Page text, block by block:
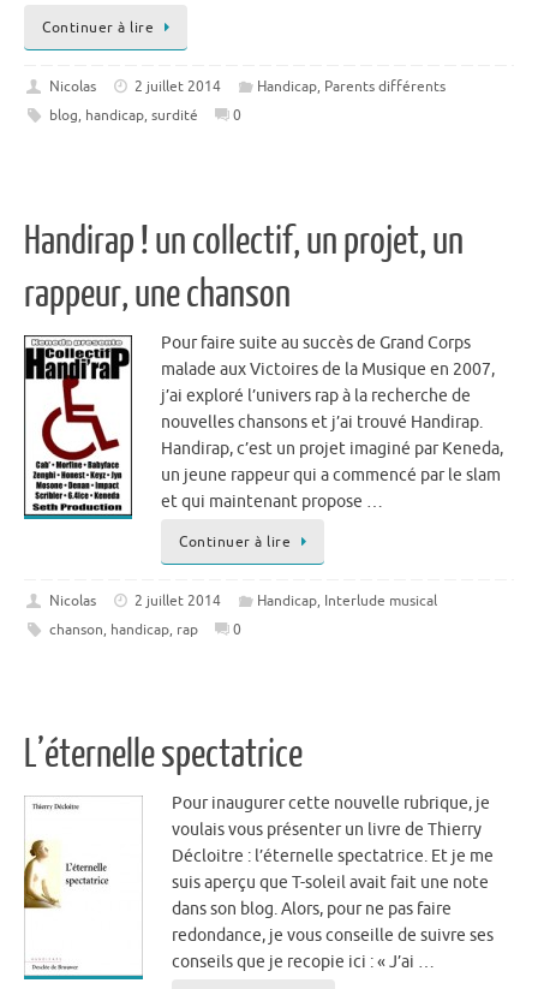
Continuer à lire
Nicolas 2 juillet 2014 Handicap, Parents différents
blog, handicap, surdité 0
Handirap ! un collectif, un projet, un
rappeur, une chanson
Pour faire suite au succès de Grand Corps
malade aux Victoires de la Musique en 2007,
j’ai exploré l’univers rap à la recherche de
nouvelles chansons et j’ai trouvé Handirap.
Handirap, c’est un projet imaginé par Keneda,
un jeune rappeur qui a commencé par le slam
et qui maintenant propose …
Continuer à lire
Nicolas 2 juillet 2014 Handicap, Interlude musical
chanson, handicap, rap 0
L’éternelle spectatrice
Pour inaugurer cette nouvelle rubrique, je
voulais vous présenter un livre de Thierry
Décloitre : l’éternelle spectatrice. Et je me
suis aperçu que T-soleil avait fait une note
dans son blog. Alors, pour ne pas faire
redondance, je vous conseille de suivre ses
conseils que je recopie ici : « J’ai …